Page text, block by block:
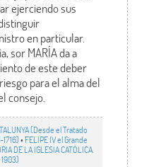
ejerciendo sus
en particular.
sor MARÍA da a
de este deber
para el alma del
consejo.
(Desde el Tratado
• FELIPE IV el Grande
DE LA IGLESIA CATÓLICA.